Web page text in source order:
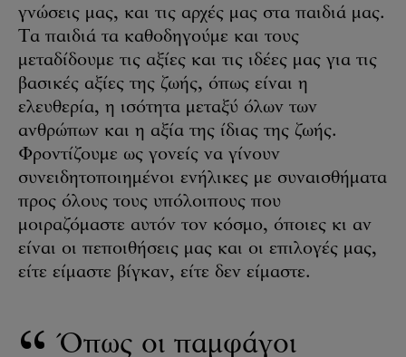
γνώσεις μας, και τις αρχές μας στα παιδιά μας.
Τα παιδιά τα καθοδηγούμε και τους
μεταδίδουμε τις αξίες και τις ιδέες μας για τις
βασικές αξίες της ζωής, όπως είναι η
ελευθερία, η ισότητα μεταξύ όλων των
ανθρώπων και η αξία της ίδιας της ζωής.
Φροντίζουμε ως γονείς να γίνουν
συνειδητοποιημένοι ενήλικες με συναισθήματα
προς όλους τους υπόλοιπους που
μοιραζόμαστε αυτόν τον κόσμο, όποιες κι αν
είναι οι πεποιθήσεις μας και οι επιλογές μας,
είτε είμαστε βίγκαν, είτε δεν είμαστε.
Όπως οι παμφάγοι